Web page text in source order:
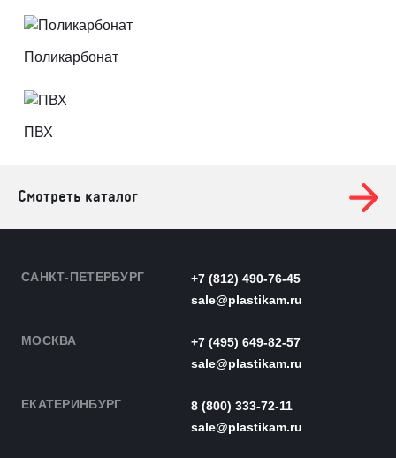
Поликарбонат
ПВХ
Смотреть каталог
САНКТ-ПЕТЕРБУРГ
+7 (812) 490-76-45
sale@plastikam.ru
МОСКВА
+7 (495) 649-82-57
sale@plastikam.ru
ЕКАТЕРИНБУРГ
8 (800) 333-72-11
sale@plastikam.ru